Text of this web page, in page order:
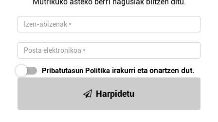
Pribatutasun Politika irakurri eta onartzen dut.
Harpidetu